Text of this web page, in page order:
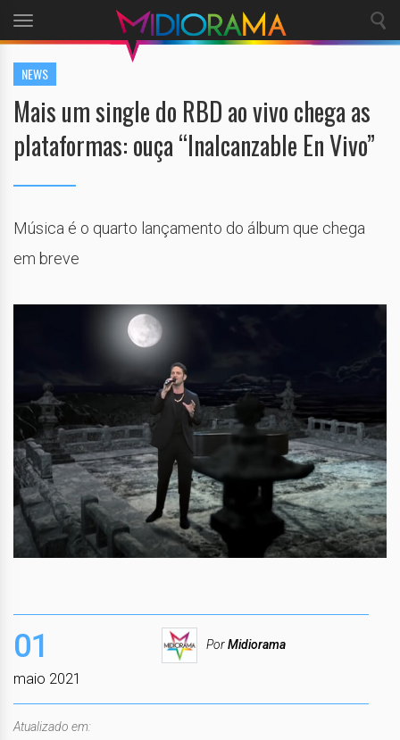
Toggle
navigation
NEWS
Mais um single do RBD ao vivo chega as
plataformas: ouça “Inalcanzable En Vivo”
Música é o quarto lançamento do álbum que chega
em breve
01
maio 2021
PorMidiorama
Atualizado em: